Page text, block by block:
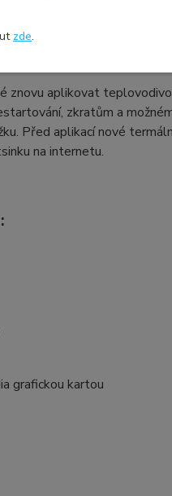
znovu aplikovat
zkratům a
Před aplikací nové
na internetu.
grafickou kartou
zde.